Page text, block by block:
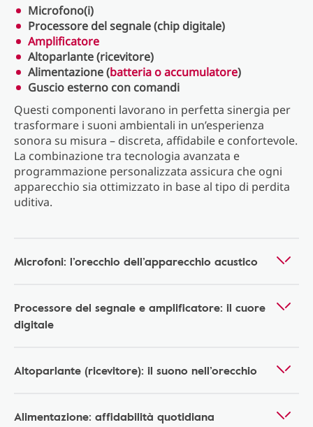
Microfono(i)
Processore del segnale (chip digitale)
Amplificatore
Altoparlante (ricevitore)
Alimentazione (batteria o accumulatore)
Guscio esterno con comandi
Questi componenti lavorano in perfetta sinergia per
trasformare i suoni ambientali in un’esperienza
sonora su misura – discreta, affidabile e confortevole.
La combinazione tra tecnologia avanzata e
programmazione personalizzata assicura che ogni
apparecchio sia ottimizzato in base al tipo di perdita
uditiva.
Microfoni: l’orecchio dell’apparecchio acustico
Processore del segnale e amplificatore: il cuore
digitale
Altoparlante (ricevitore): il suono nell’orecchio
Alimentazione: affidabilità quotidiana